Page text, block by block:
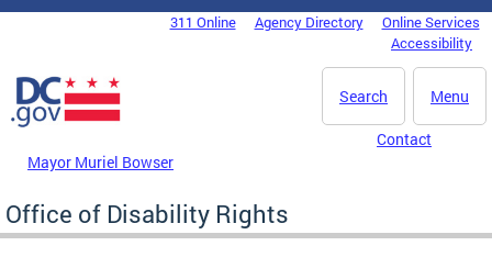
Skip to main content
DC Agency Top Menu311 Online Agency Directory
Online Services
Accessibility
Menu
Search
Mayor Muriel Bowser
Contact
Office of Disability Rights